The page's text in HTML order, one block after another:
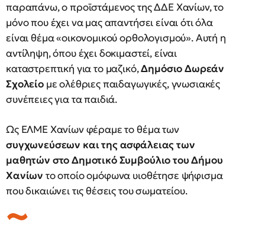
παραπάνω, ο προϊστάμενος της ΔΔΕ Χανίων, το
μόνο που έχει να μας απαντήσει είναι ότι όλα
είναι θέμα «οικονομικού ορθολογισμού». Αυτή η
αντίληψη, όπου έχει δοκιμαστεί, είναι
καταστρεπτική για το μαζικό,Δημόσιο Δωρεάν
Σχολείομε ολέθριες παιδαγωγικές, γνωσιακές
συνέπειες για τα παιδιά.
Ως ΕΛΜΕ Χανίων φέραμε το θέμα των
συγχωνεύσεων και της ασφάλειας των
μαθητών στο Δημοτικό Συμβούλιο του Δήμου
Χανίων το οποίο ομόφωνα υιοθέτησε ψήφισμα
που δικαιώνει τις θέσεις του σωματείου.